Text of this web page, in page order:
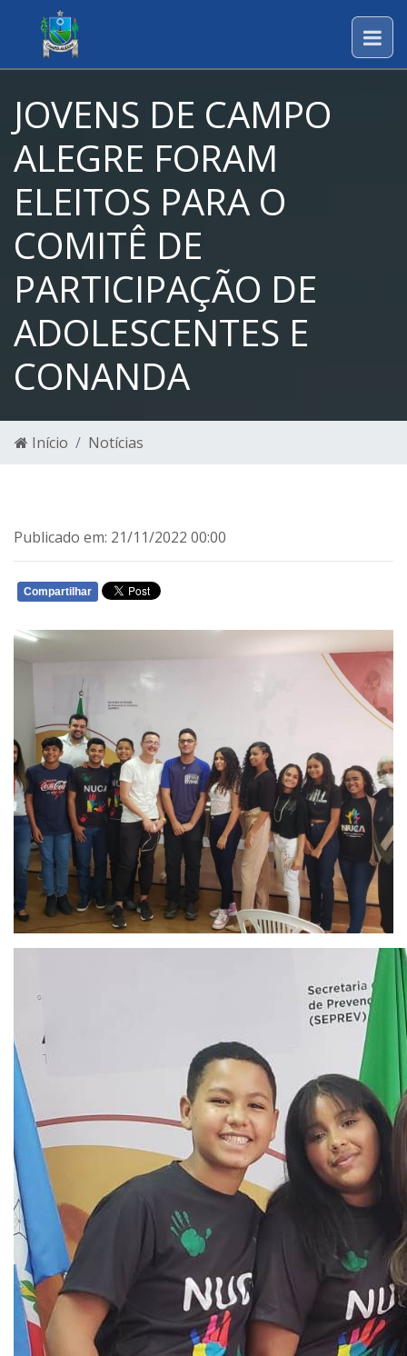
JOVENS DE CAMPO
ALEGRE FORAM
ELEITOS PARA O
COMITÊ DE
PARTICIPAÇÃO DE
ADOLESCENTES E
CONANDA
Início Notícias
Publicado em: 21/11/2022 00:00
Compartilhar